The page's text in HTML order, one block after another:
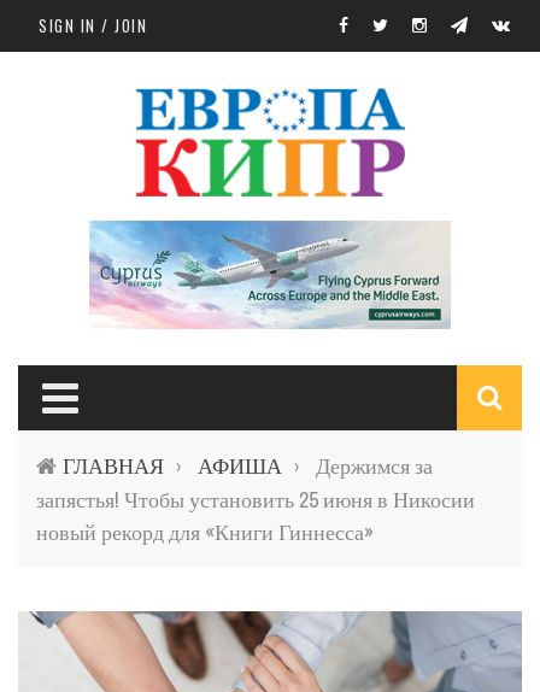
Skip to main content
SIGN IN / JOIN
ГЛАВНАЯ › АФИША ›
Держимся за
запястья! Чтобы установить 25 июня в Никосии
новый рекорд для «Книги Гиннесса»